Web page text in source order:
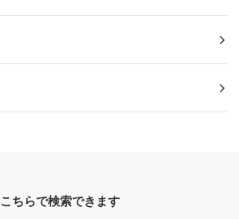
こちらで検索できます